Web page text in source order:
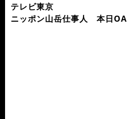
テレビ東京
ニッポン山岳仕事人 本日OA